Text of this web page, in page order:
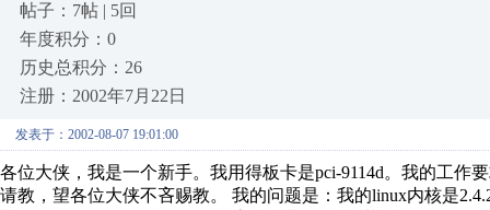
帖子：7帖 | 5回
年度积分：0
历史总积分：26
注册：2002年7月22日
发表于：2002-08-07 19:01:00
各位大侠，我是一个新手。我用得板卡是pci-9114d。我的工作
请教，望各位大侠不吝赐教。 我的问题是：我的linux内核是